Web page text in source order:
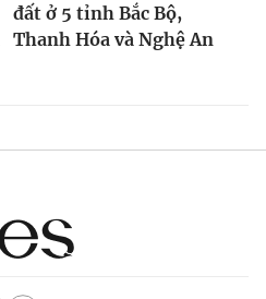
đất ở 5 tỉnh Bắc Bộ,
Thanh Hóa và Nghệ An